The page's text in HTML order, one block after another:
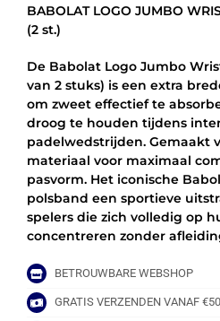
WRISTBAND
ZWART/GEEL
(2
st.)
aantal
BABOLAT LOGO JUMBO
(2 st.)
De Babolat Logo Jumbo
van 2 stuks) is een extra
om zweet effectief te
droog te houden tijdens
padelwedstrijden. Gemaakt
materiaal voor maximaal
pasvorm. Het iconische
polsband een sportieve
spelers die zich volledig op
concentreren zonder
BETROUWBARE WEBSHOP
GRATIS VERZENDEN VANAF